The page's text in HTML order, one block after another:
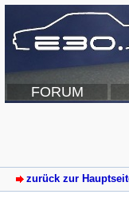
FORUM
zurück zur